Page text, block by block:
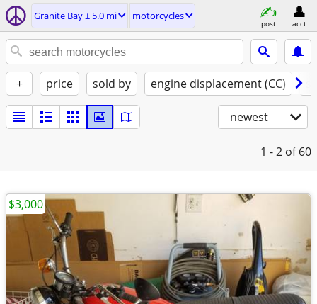
Granite Bay ± 5.0 mi motorcycles
post acct
+ price sold by engine displacement (CC)
newest
1 - 2 of 60
$3,000